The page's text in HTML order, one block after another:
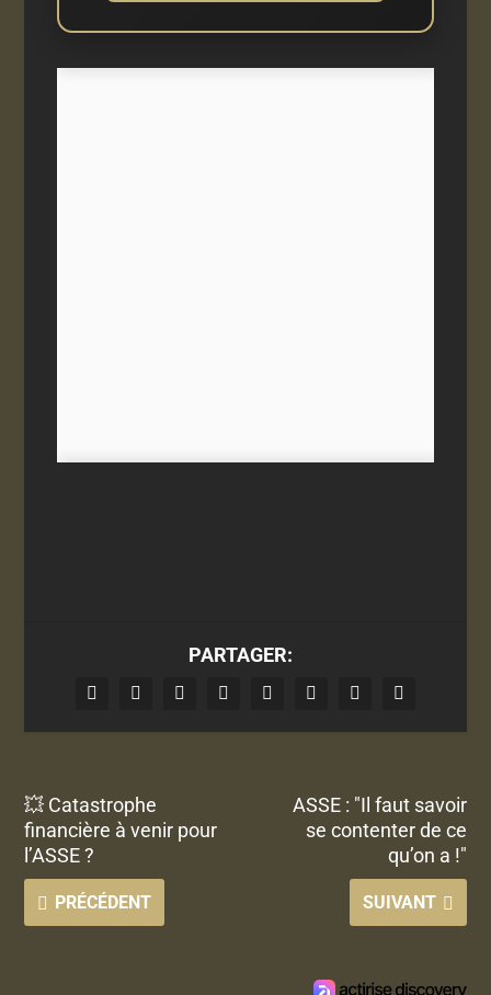
PARTAGER:
💥 Catastrophe
financière à venir pour
l’ASSE ?
PRÉCÉDENT
ASSE : "Il faut savoir
se contenter de ce
qu’on a !"
SUIVANT